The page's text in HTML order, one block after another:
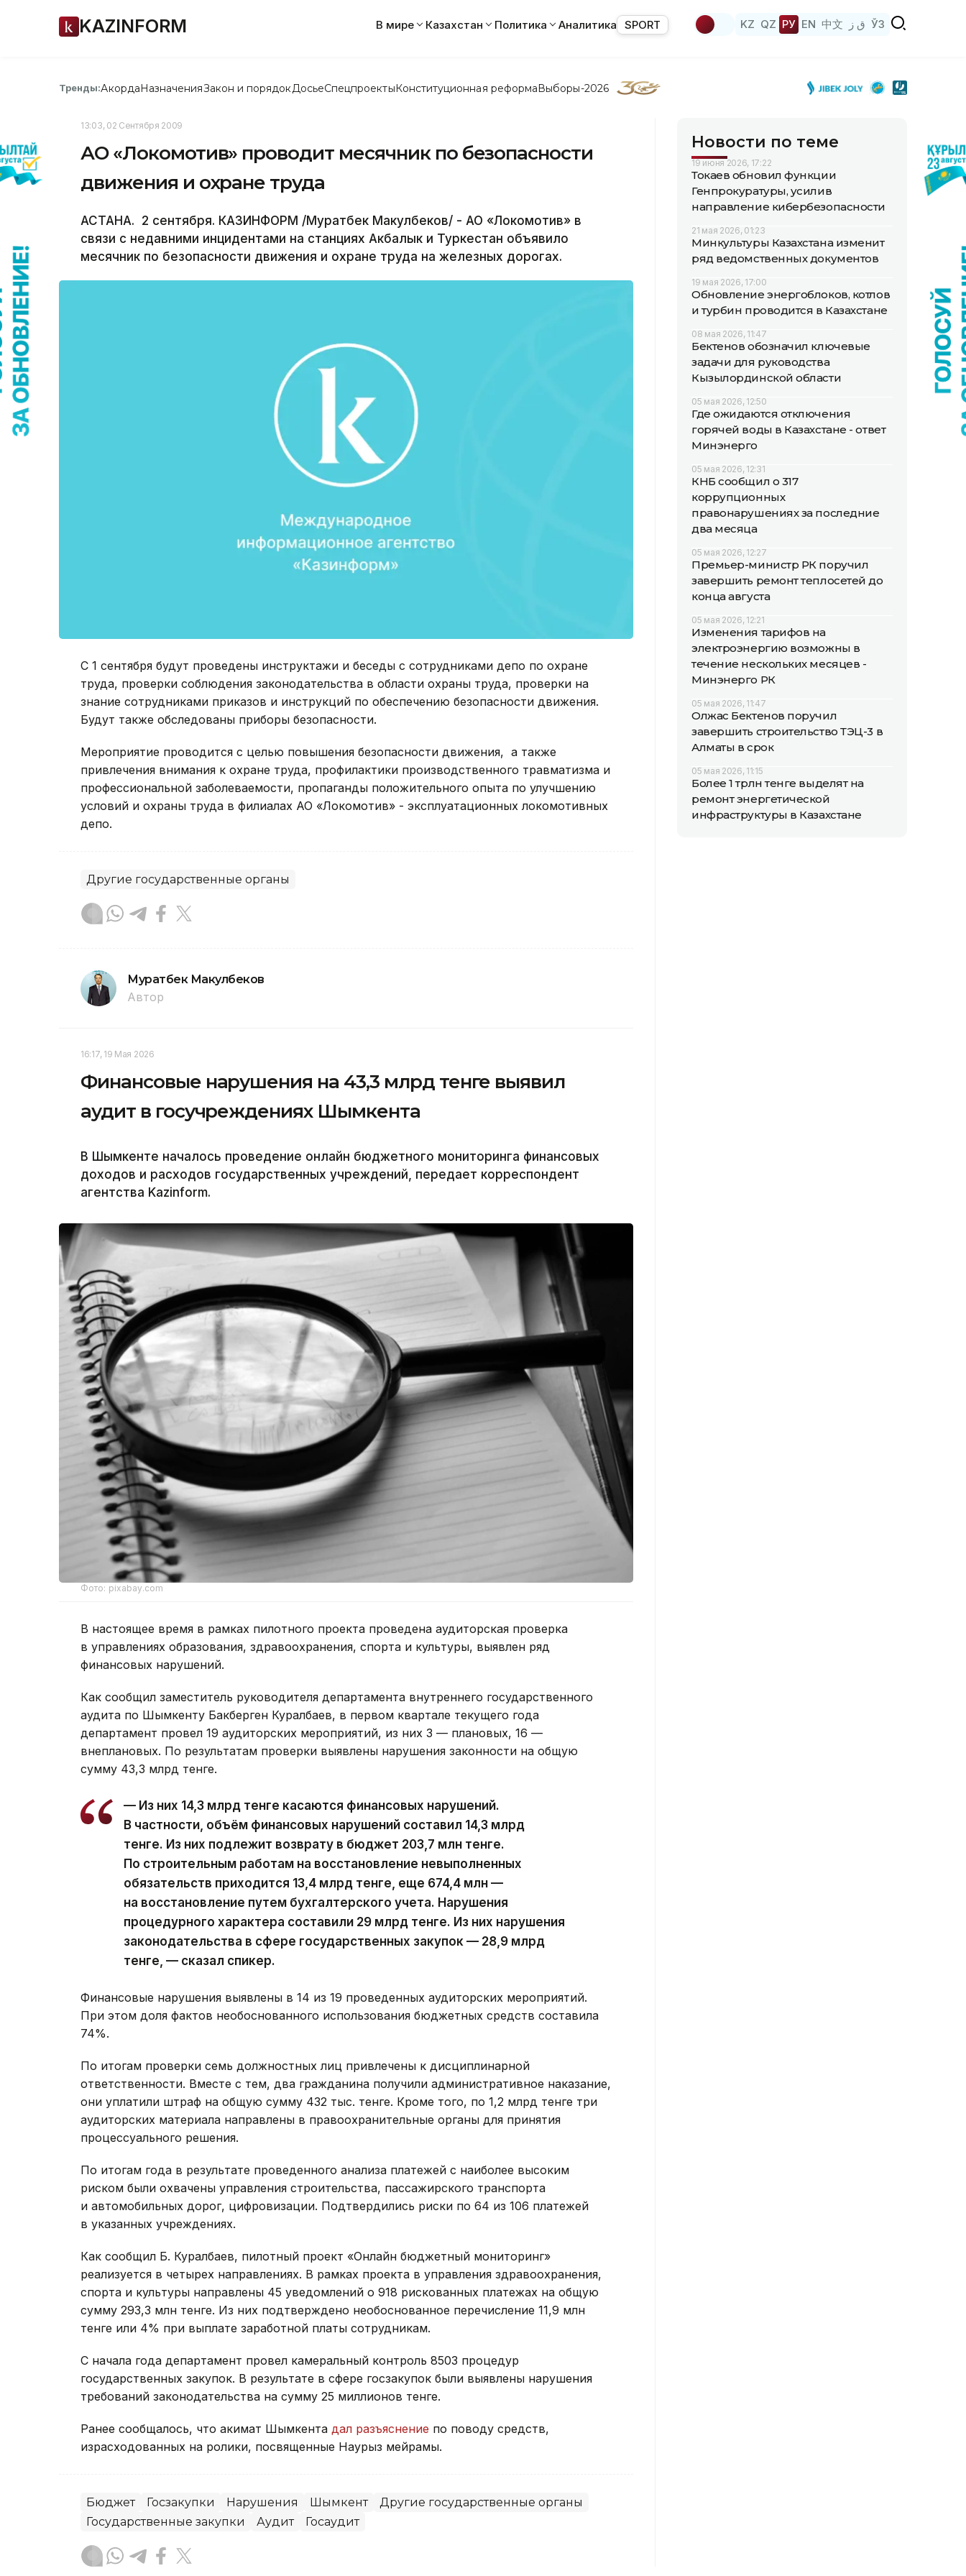
KAZINFORM В мире Казахстан Политика Аналитика SPORT KZ QZ РУ EN 中文 ق ز ЎЗ
Тренды:АкордаНазначенияЗакон и порядок ДосьеСпецпроектыКонституционная реформаВыборы-2026
13:03, 02 Сентября 2009
АО «Локомотив» проводит месячник по безопасности
движения и охране труда
АСТАНА. 2 сентября. КАЗИНФОРМ /Муратбек Макулбеков/ - АО «Локомотив» в
связи с недавними инцидентами на станциях Акбалык и Туркестан объявило
месячник по безопасности движения и охране труда на железных дорогах.
С 1 сентября будут проведены инструктажи и беседы с сотрудниками депо по охране
труда, проверки соблюдения законодательства в области охраны труда, проверки на
знание сотрудниками приказов и инструкций по обеспечению безопасности движения.
Будут также обследованы приборы безопасности.
Мероприятие проводится с целью повышения безопасности движения, а также
привлечения внимания к охране труда, профилактики производственного травматизма и
профессиональной заболеваемости, пропаганды положительного опыта по улучшению
условий и охраны труда в филиалах АО «Локомотив» - эксплуатационных локомотивных
депо.
Другие государственные органы
Муратбек Макулбеков
Автор
16:17, 19 Мая 2026
Финансовые нарушения на 43,3 млрд тенге выявил
аудит в госучреждениях Шымкента
В Шымкенте началось проведение онлайн бюджетного мониторинга финансовых
доходов и расходов государственных учреждений, передает корреспондент
агентства Kazinform.
Фото: pixabay.com
В настоящее время в рамках пилотного проекта проведена аудиторская проверка
в управлениях образования, здравоохранения, спорта и культуры, выявлен ряд
финансовых нарушений.
Как сообщил заместитель руководителя департамента внутреннего государственного
аудита по Шымкенту Бакберген Куралбаев, в первом квартале текущего года
департамент провел 19 аудиторских мероприятий, из них 3 — плановых, 16 —
внеплановых. По результатам проверки выявлены нарушения законности на общую
сумму 43,3 млрд тенге.
— Из них 14,3 млрд тенге касаются финансовых нарушений.
В частности, объём финансовых нарушений составил 14,3 млрд
тенге. Из них подлежит возврату в бюджет 203,7 млн тенге.
По строительным работам на восстановление невыполненных
обязательств приходится 13,4 млрд тенге, еще 674,4 млн —
на восстановление путем бухгалтерского учета. Нарушения
процедурного характера составили 29 млрд тенге. Из них нарушения
законодательства в сфере государственных закупок — 28,9 млрд
тенге, — сказал спикер.
Финансовые нарушения выявлены в 14 из 19 проведенных аудиторских мероприятий.
При этом доля фактов необоснованного использования бюджетных средств составила
74%.
По итогам проверки семь должностных лиц привлечены к дисциплинарной
ответственности. Вместе с тем, два гражданина получили административное наказание,
они уплатили штраф на общую сумму 432 тыс. тенге. Кроме того, по 1,2 млрд тенге три
аудиторских материала направлены в правоохранительные органы для принятия
процессуального решения.
По итогам года в результате проведенного анализа платежей с наиболее высоким
риском были охвачены управления строительства, пассажирского транспорта
и автомобильных дорог, цифровизации. Подтвердились риски по 64 из 106 платежей
в указанных учреждениях.
Как сообщил Б. Куралбаев, пилотный проект «Онлайн бюджетный мониторинг»
реализуется в четырех направлениях. В рамках проекта в управления здравоохранения,
спорта и культуры направлены 45 уведомлений о 918 рискованных платежах на общую
сумму 293,3 млн тенге. Из них подтверждено необоснованное перечисление 11,9 млн
тенге или 4% при выплате заработной платы сотрудникам.
С начала года департамент провел камеральный контроль 8503 процедур
государственных закупок. В результате в сфере госзакупок были выявлены нарушения
требований законодательства на сумму 25 миллионов тенге.
Ранее сообщалось, что акимат Шымкента дал разъяснение по поводу средств,
израсходованных на ролики, посвященные Наурыз мейрамы.
Бюджет Госзакупки Нарушения Шымкент
Другие государственные органы
Государственные закупки
Аудит Госаудит
Новости по теме
19 июня 2026, 17:22
Токаев обновил функции
Генпрокуратуры, усилив
направление кибербезопасности
21 мая 2026, 01:23
Минкультуры Казахстана изменит
ряд ведомственных документов
19 мая 2026, 17:00
Обновление энергоблоков, котлов
и турбин проводится в Казахстане
08 мая 2026, 11:47
Бектенов обозначил ключевые
задачи для руководства
Кызылординской области
05 мая 2026, 12:50
Где ожидаются отключения
горячей воды в Казахстане - ответ
Минэнерго
05 мая 2026, 12:31
КНБ сообщил о 317
коррупционных
правонарушениях за последние
два месяца
05 мая 2026, 12:27
Премьер-министр РК поручил
завершить ремонт теплосетей до
конца августа
05 мая 2026, 12:21
Изменения тарифов на
электроэнергию возможны в
течение нескольких месяцев -
Минэнерго РК
05 мая 2026, 11:47
Олжас Бектенов поручил
завершить строительство ТЭЦ-3 в
Алматы в срок
05 мая 2026, 11:15
Более 1 трлн тенге выделят на
ремонт энергетической
инфраструктуры в Казахстане